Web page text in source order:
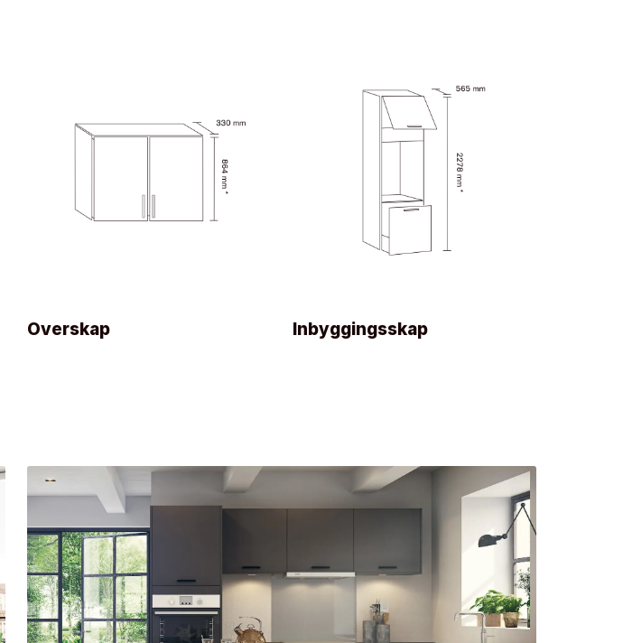
Overskap Inbyggingsskap